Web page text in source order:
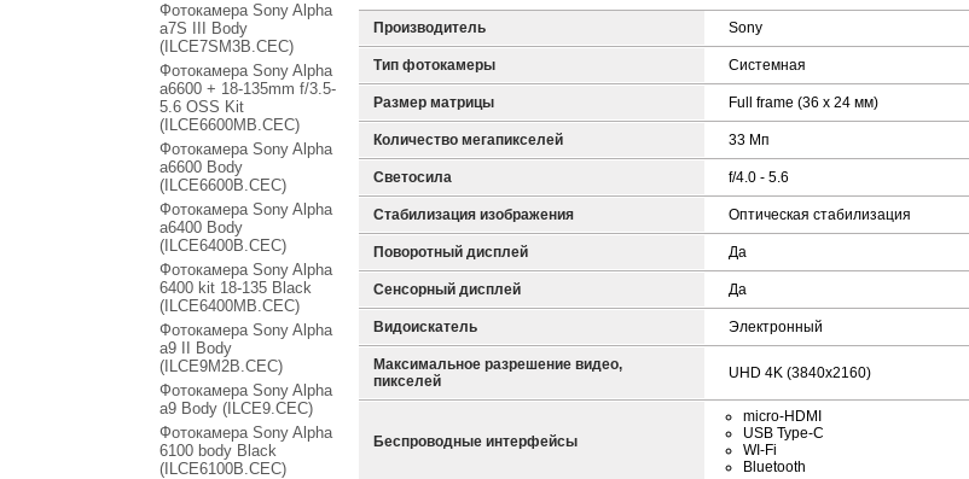
Производитель Sony
Тип фотокамеры Системная
Размер матрицы Full frame (36 x 24 мм)
Количество мегапикселей 33 Мп
Светосила f/4.0 - 5.6
Стабилизация изображения Оптическая стабилизация
Поворотный дисплей Да
Сенсорный дисплей Да
Видоискатель Электронный
Максимальное разрешение видео,
пикселей
UHD 4K (3840x2160)
Беспроводные интерфейсы
micro-HDMI
USB Type-C
WI-Fi
Bluetooth
Фотокамера Sony Alpha
a7S III Body
(ILCE7SM3B.CEC)
Фотокамера Sony Alpha
a6600 + 18-135mm f/3.5-
5.6 OSS Kit
(ILCE6600MB.CEC)
Фотокамера Sony Alpha
a6600 Body
(ILCE6600B.CEC)
Фотокамера Sony Alpha
a6400 Body
(ILCE6400B.CEC)
Фотокамера Sony Alpha
6400 kit 18-135 Black
(ILCE6400MB.CEC)
Фотокамера Sony Alpha
a9 II Body
(ILCE9M2B.CEC)
Фотокамера Sony Alpha
a9 Body (ILCE9.CEC)
Фотокамера Sony Alpha
6100 body Black
(ILCE6100B.CEC)